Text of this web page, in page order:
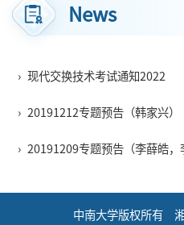
News
› 现代交换技术考试通知2022
› 20191212专题预告（韩家兴）
› 20191209专题预告（李薛皓，
中南大学版权所有